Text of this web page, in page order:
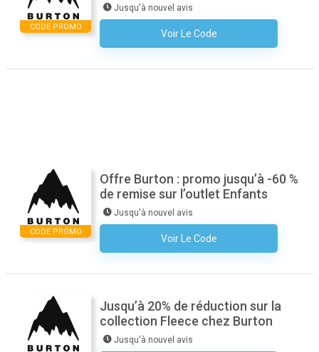
CODE PROMO
Jusqu'à nouvel avis
Voir Le Code
Aucun Code N'est Nécessaire
CODE PROMO
Offre Burton : promo jusqu’à -60 %
de remise sur l’outlet Enfants
Jusqu'à nouvel avis
Voir Le Code
Aucun Code N'est Nécessaire
Jusqu’à 20% de réduction sur la
collection Fleece chez Burton
Jusqu'à nouvel avis